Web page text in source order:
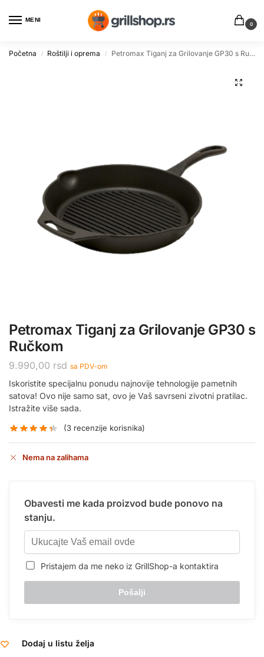
MENI
0
Početna / Roštilji i oprema / Petromax Tiganj za Grilovanje GP30 s Ručkom
Petromax Tiganj za Grilovanje GP30 s
Ručkom
9.990,00 rsd sa PDV-om
Iskoristite specijalnu ponudu najnovije tehnologije pametnih
satova! Ovo nije samo sat, ovo je Vaš savrseni zivotni pratilac.
Istražite više sada.
(3 recenzije korisnika)
Nema na zalihama
Obavesti me kada proizvod bude ponovo na
stanju.
Pristajem da me neko iz GrillShop-a kontaktira
Dodaj u listu želja